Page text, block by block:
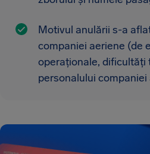
Motivul anulării s-a
companiei aeriene (de
operaționale, dificultăți
personalului companiei